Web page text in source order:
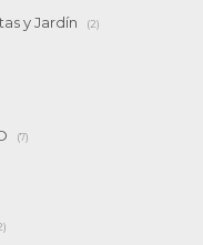
y Jardín (2)
(7)